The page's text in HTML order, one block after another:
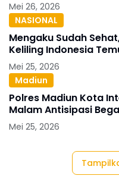
Mei 26, 2026
NASIONAL
Mengaku Sudah
Keliling Indonesia
Mei 25, 2026
Madiun
Polres Madiun Kota
Malam Antisipasi
Mei 25, 2026